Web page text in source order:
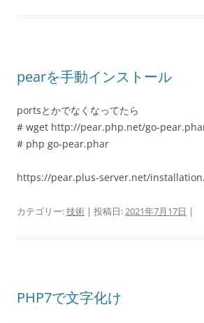
pearを手動インストール
portsとかでなくなってたら
# wget http://pear.php.net/go-
# php go-pear.phar
https://pear.plus-server.net/
カテゴリー:技術 | 投稿日:2021年7月17日 |
PHP7で文字化け